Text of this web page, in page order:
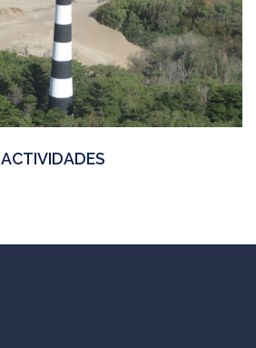
ACTIVIDADES